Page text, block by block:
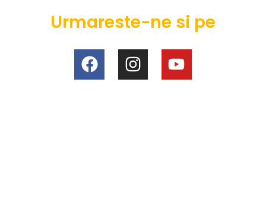
Urmareste-ne si pe